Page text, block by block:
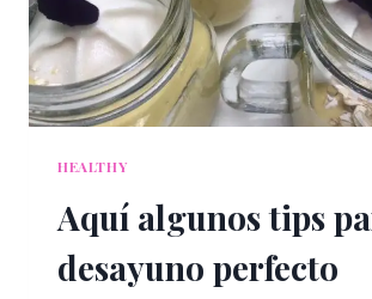
HEALTHY
Aquí algunos tips
desayuno perfecto